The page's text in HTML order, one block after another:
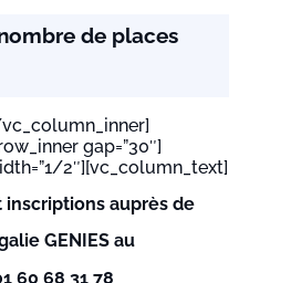
de places
gap=”30″]
2″][vc_column_text]
inscriptions auprès de
GENIES au
60 68 31 78